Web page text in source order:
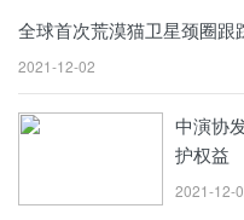
全球首次荒漠猫卫星颈圈跟
2021-12-02
中演协
护权益
2021-12-